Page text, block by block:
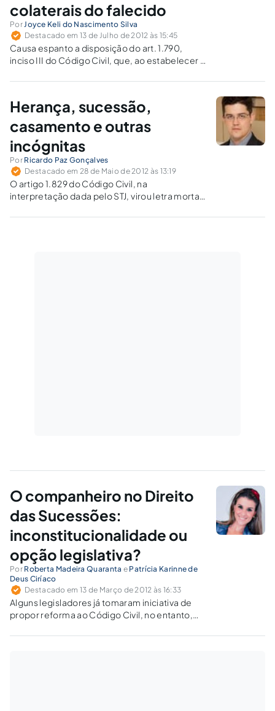
colaterais do falecido
PorJoyce Keli do Nascimento Silva
Destacado em 13 de Julho de 2012 às 15:45
Causa espanto a disposição do art. 1.790,
inciso III do Código Civil, que, ao estabelecer a
colaterais do falecido e o companheiro
que não explicitou qualquer distinção entre os
tipos de família.
Herança, sucessão,
casamento e outras
incógnitas
Por Ricardo Paz Gonçalves
Destacado em 28 de Maio de 2012 às 13:19
O artigo 1.829 do Código Civil, na
interpretação dada pelo STJ, virou letra morta.
desconsiderado a bem da observância dos
O companheiro no Direito
das Sucessões:
inconstitucionalidade ou
opção legislativa?
Por Roberta Madeira Quaranta e Patrícia Karinne de
Deus Ciríaco
Destacado em 13 de Março de 2012 às 16:33
Alguns legisladores já tomaram iniciativa de
propor reforma ao Código Civil, no entanto,
arquivadas. Espera-se que o PL n° 508/2007